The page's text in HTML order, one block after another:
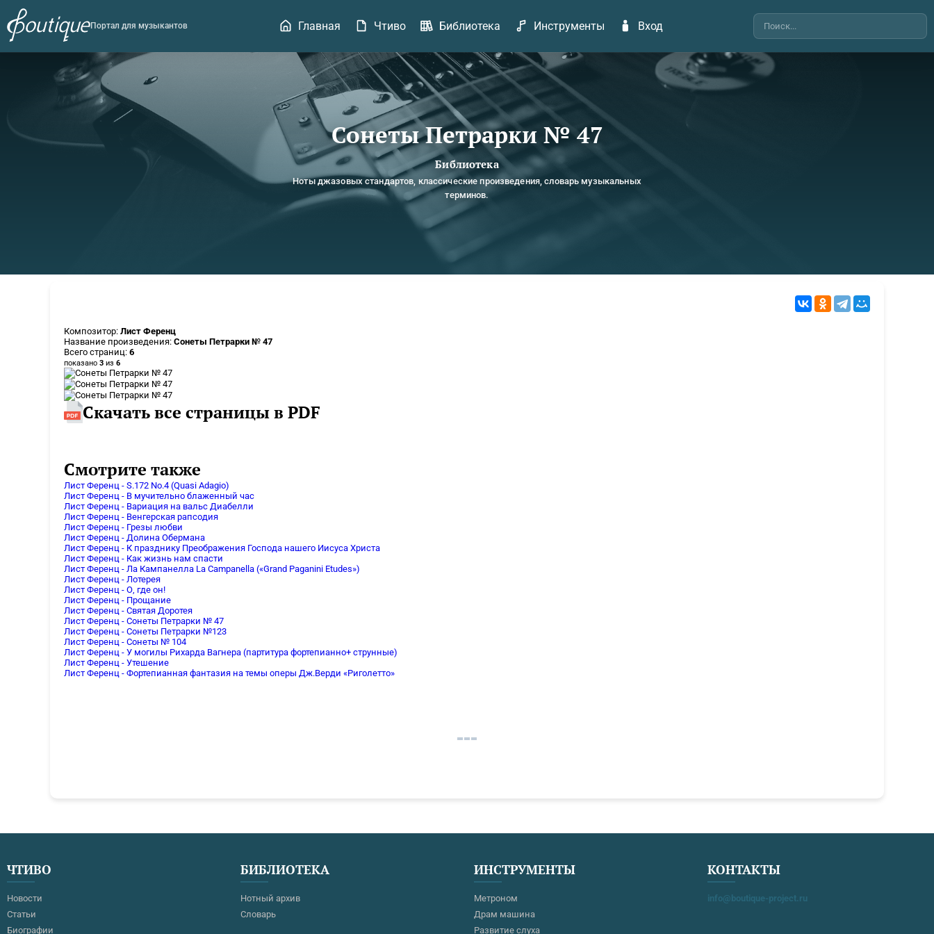
Портал для музыкантов Главная Чтиво Библиотека Инструменты Вход
Сонеты Петрарки № 47
Библиотека
Ноты джазовых стандартов, классические произведения, словарь музыкальных
терминов.
Композитор: Лист Ференц
Название произведения: Сонеты Петрарки № 47
Всего страниц: 6
показано 3 из 6
Скачать все страницы в PDF
Смотрите также
Лист Ференц - S.172 No.4 (Quasi Adagio)
Лист Ференц - В мучительно блаженный час
Лист Ференц - Вариация на вальс Диабелли
Лист Ференц - Венгерская рапсодия
Лист Ференц - Грезы любви
Лист Ференц - Долина Обермана
Лист Ференц - К празднику Преображения Господа нашего Иисуса Христа
Лист Ференц - Как жизнь нам спасти
Лист Ференц - Ла Кампанелла La Campanella («Grand Paganini Etudes»)
Лист Ференц - Лотерея
Лист Ференц - О, где он!
Лист Ференц - Прощание
Лист Ференц - Святая Доротея
Лист Ференц - Сонеты Петрарки № 47
Лист Ференц - Сонеты Петрарки №123
Лист Ференц - Сонеты № 104
Лист Ференц - У могилы Рихарда Вагнера (партитура фортепианно+ струнные)
Лист Ференц - Утешение
Лист Ференц - Фортепианная фантазия на темы оперы Дж.Верди «Риголетто»
ЧТИВО
Новости
Статьи
Биографии
БИБЛИОТЕКА
Нотный архив
Словарь
ИНСТРУМЕНТЫ
Метроном
Драм машина
Развитие слуха
КОНТАКТЫ
info@boutique-project.ru